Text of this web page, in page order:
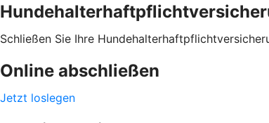
Schließen Sie Ihre
Online abschließen
Jetzt loslegen